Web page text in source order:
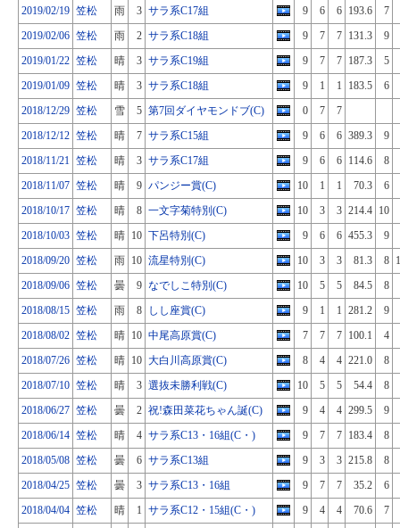
2019/02/19 笠松 雨 3 サラ系C17組 9 6 6 193.6
7
2019/02/06 笠松 雨 2 サラ系C18組 9 7 7 131.3
9
2019/01/22 笠松 晴 3 サラ系C19組 9 7 7 187.3
5
2019/01/09 笠松 晴 3 サラ系C18組 9 1 1 183.5
6
2018/12/29 笠松 雪 5 第7回ダイヤモンドブ(C) 0 7
7
2018/12/12 笠松 晴 7 サラ系C15組 9 6 6 389.3
9
2018/11/21 笠松 晴 3 サラ系C17組 9 6 6 114.6
8
2018/11/07 笠松 晴 9 パンジー賞(C) 10 1 1 70.3
6
2018/10/17 笠松 晴 8 一文字菊特別(C) 10 3 3 214.4 10
2018/10/03 笠松 晴 10 下呂特別(C) 9 6 6 455.3
9
2018/09/20 笠松 雨 10 流星特別(C) 10 3 3 81.3 8
2018/09/06 笠松 曇 9 なでしこ特別(C) 10 5 5 84.5
8
2018/08/15 笠松 雨 8 しし座賞(C) 9 1 1 281.2
9
2018/08/02 笠松 晴 10 中尾高原賞(C) 7 7 7 100.1
4
2018/07/26 笠松 晴 10 大白川高原賞(C) 8 4 4 221.0
8
2018/07/10 笠松 晴 3 選抜未勝利戦(C) 10 5 5 54.4
8
2018/06/27 笠松 曇 2 祝!森田菜花ちゃん誕(C) 9 4 4 299.5
9
2018/06/14 笠松 晴 4 サラ系C13・16組(C・) 9 7 7 183.4
8
2018/05/08 笠松 曇 6 サラ系C13組 9 3 3 215.8
8
2018/04/25 笠松 曇 3 サラ系C13・16組 9 7 7 35.2
6
2018/04/04 笠松 晴 1 サラ系C12・15組(C・) 9 4 4 70.6
7